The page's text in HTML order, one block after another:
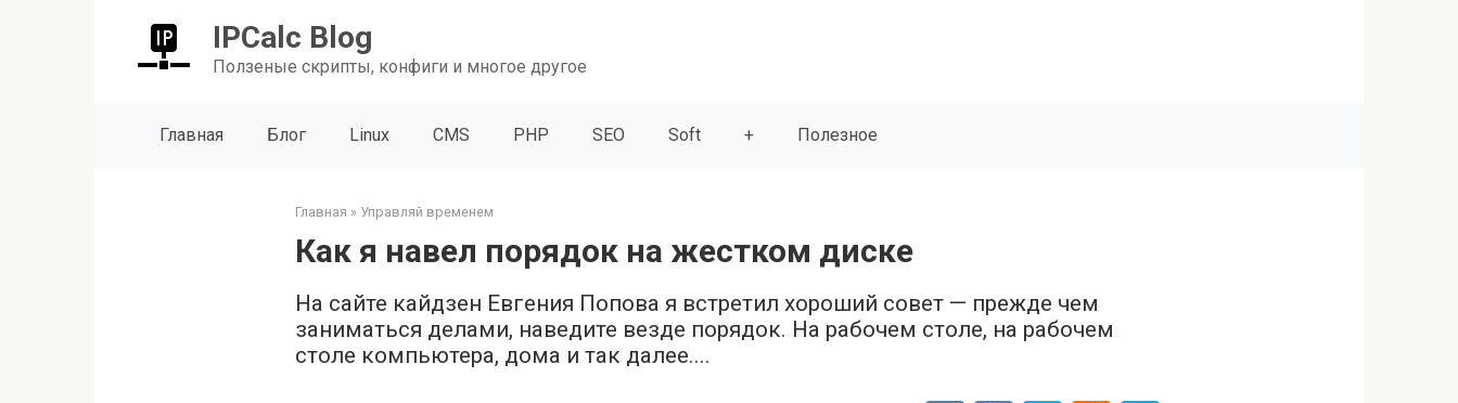
IPCalc Blog
Ползеные скрипты, конфиги и многое другое
Главная Блог Linux CMS PHP SEO Soft + Полезное
Главная » Управляй временем
Как я навел порядок на жестком диске
На сайте кайдзен Евгения Попова я встретил хороший совет — прежде чем
заниматься делами, наведите везде порядок. На рабочем столе, на рабочем
столе компьютера, дома и так далее....